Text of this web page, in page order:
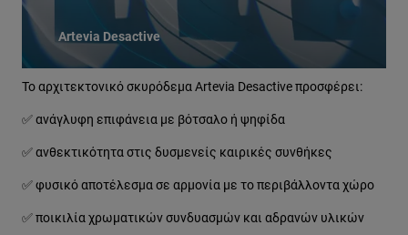
Artevia Desactive
Το αρχιτεκτονικό σκυρόδεμα Artevia Desactive προσφέρει:
✅ ανάγλυφη επιφάνεια με βότσαλο ή ψηφίδα
✅ ανθεκτικότητα στις δυσμενείς καιρικές συνθήκες
✅ φυσικό αποτέλεσμα σε αρμονία με το περιβάλλοντα χώρο
✅ ποικιλία χρωματικών συνδυασμών και αδρανών υλικών